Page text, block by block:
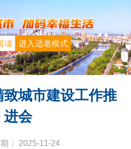
进入适老模式
读
城市建设工作推
进会
： 2025-11-24